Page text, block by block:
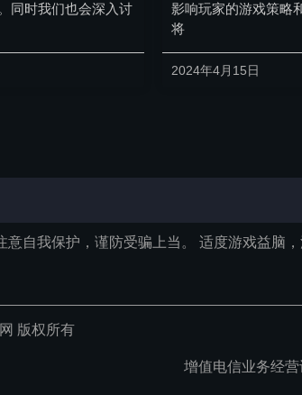
同时我们也会深入讨
影响玩家的游戏策略
将
2024年4月15日
自我保护，谨防受骗上当。 适度游戏益脑
版权所有
增值电信业务经